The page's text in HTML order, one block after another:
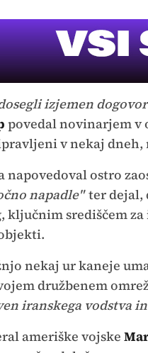
izjemen
povedal novinarjem
v nekaj dneh,
napovedoval ostro
napadle"ter dejal,
ključnim središčem
nekaj ur kaneje
družbenem
iranskega vodstva
ameriške vojske